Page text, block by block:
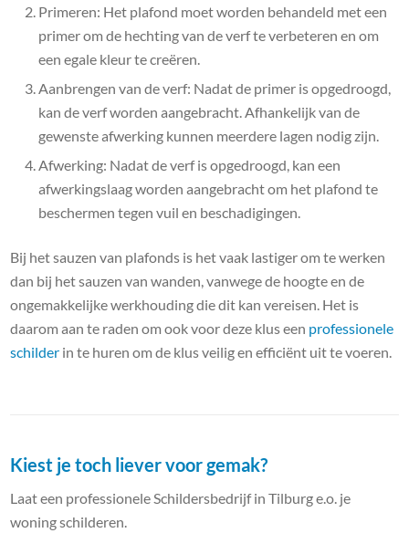
Primeren: Het plafond moet worden behandeld met een
primer om de hechting van de verf te verbeteren en om
een egale kleur te creëren.
Aanbrengen van de verf: Nadat de primer is opgedroogd,
kan de verf worden aangebracht. Afhankelijk van de
gewenste afwerking kunnen meerdere lagen nodig zijn.
Afwerking: Nadat de verf is opgedroogd, kan een
afwerkingslaag worden aangebracht om het plafond te
beschermen tegen vuil en beschadigingen.
Bij het sauzen van plafonds is het vaak lastiger om te werken
dan bij het sauzen van wanden, vanwege de hoogte en de
ongemakkelijke werkhouding die dit kan vereisen. Het is
daarom aan te raden om ook voor deze klus een professionele
schilder in te huren om de klus veilig en efficiënt uit te voeren.
Kiest je toch liever voor gemak?
Laat een professionele Schildersbedrijf in Tilburg e.o. je
woning schilderen.